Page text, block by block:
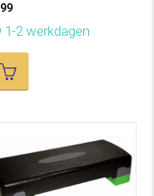
99
1-2 werkdagen